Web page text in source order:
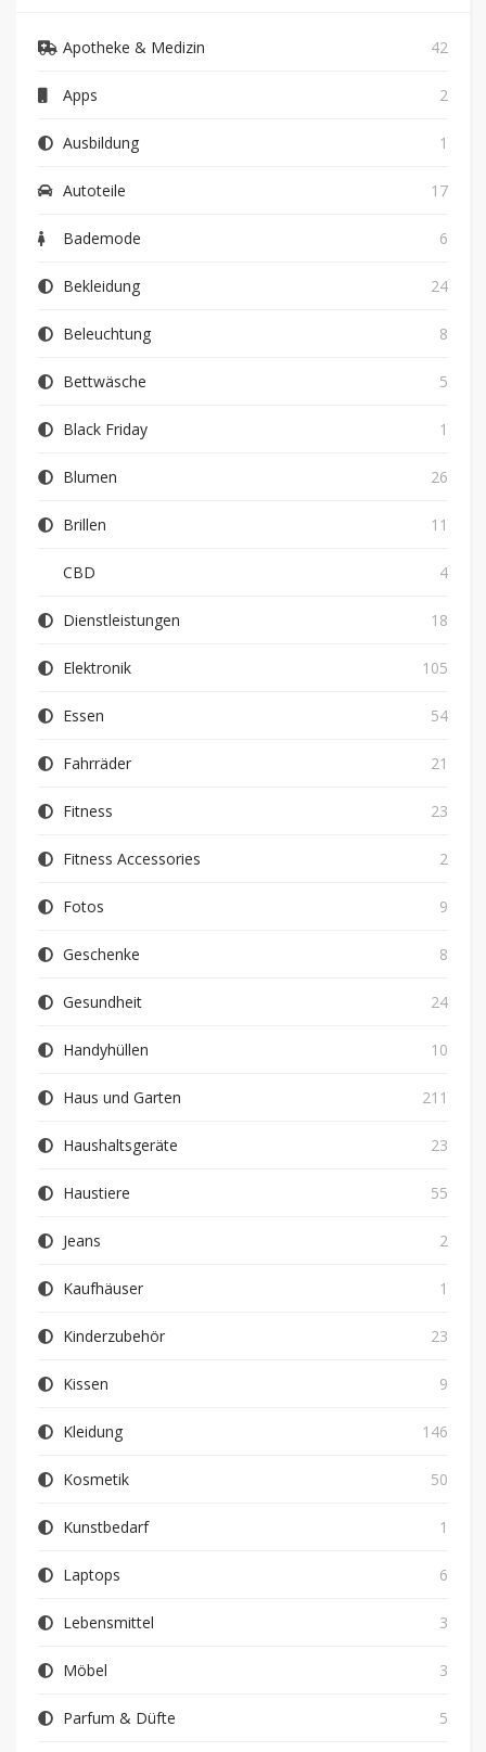
Apotheke & Medizin 42
Apps 2
Ausbildung 1
Autoteile 17
Bademode 6
Bekleidung 24
Beleuchtung 8
Bettwäsche 5
Black Friday 1
Blumen 26
Brillen 11
CBD 4
Dienstleistungen 18
Elektronik 105
Essen 54
Fahrräder 21
Fitness 23
Fitness Accessories 2
Fotos 9
Geschenke 8
Gesundheit 24
Handyhüllen 10
Haus und Garten 211
Haushaltsgeräte 23
Haustiere 55
Jeans 2
Kaufhäuser 1
Kinderzubehör 23
Kissen 9
Kleidung 146
Kosmetik 50
Kunstbedarf 1
Laptops 6
Lebensmittel 3
Möbel 3
Parfum & Düfte 5